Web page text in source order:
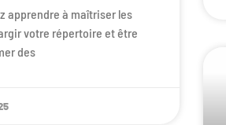
apprendre à maîtriser les
votre répertoire et être
des